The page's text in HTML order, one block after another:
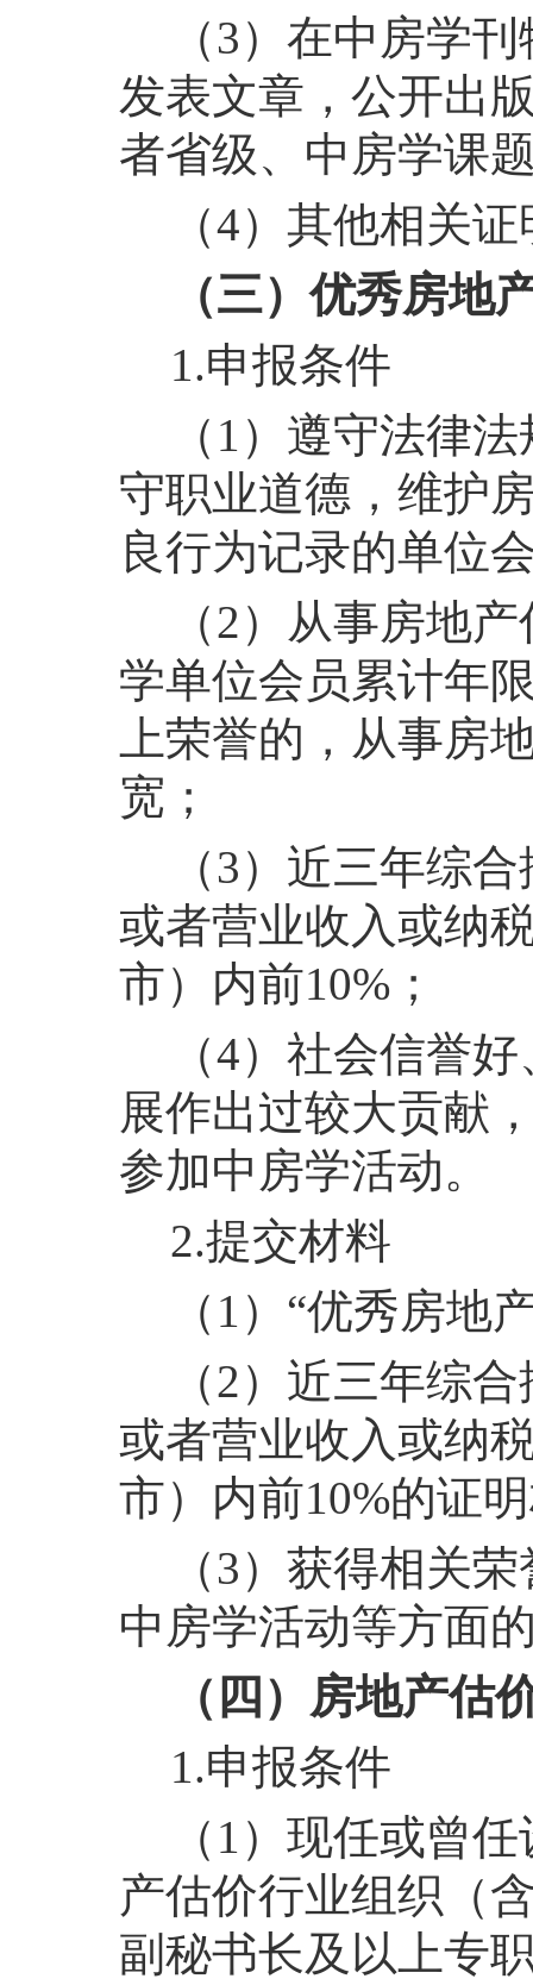
（3）在中房学
发表文章，公开出
者省级、中房学课
（4）其他相关
（三）优秀房地
1.申报条件
（1）遵守法律
守职业道德，维护
良行为记录的单位
（2）从事房地
学单位会员累计年
上荣誉的，从事房
宽；
（3）近三年综
或者营业收入或纳
市）内前10%；
（4）社会信誉
展作出过较大贡献
参加中房学活动。
2.提交材料
（1）“优秀房地
（2）近三年综
或者营业收入或纳
市）内前10%的证
（3）获得相关
中房学活动等方面
（四）房地产估
1.申报条件
（1）现任或曾
产估价行业组织（
副秘书长及以上专